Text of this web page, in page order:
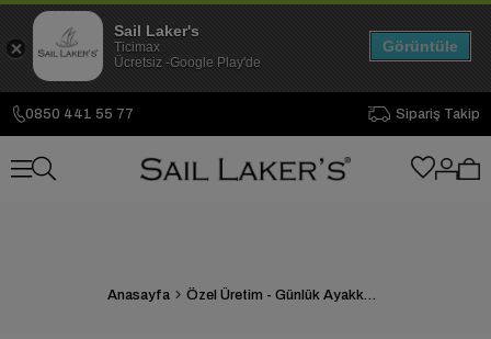
0850 441 55 77 Sipariş Takip
Anasayfa Özel Üretim - Günlük Ayakkabı
Sail Laker's
Ticimax
Ücretsiz -Google Play'de
Görüntüle